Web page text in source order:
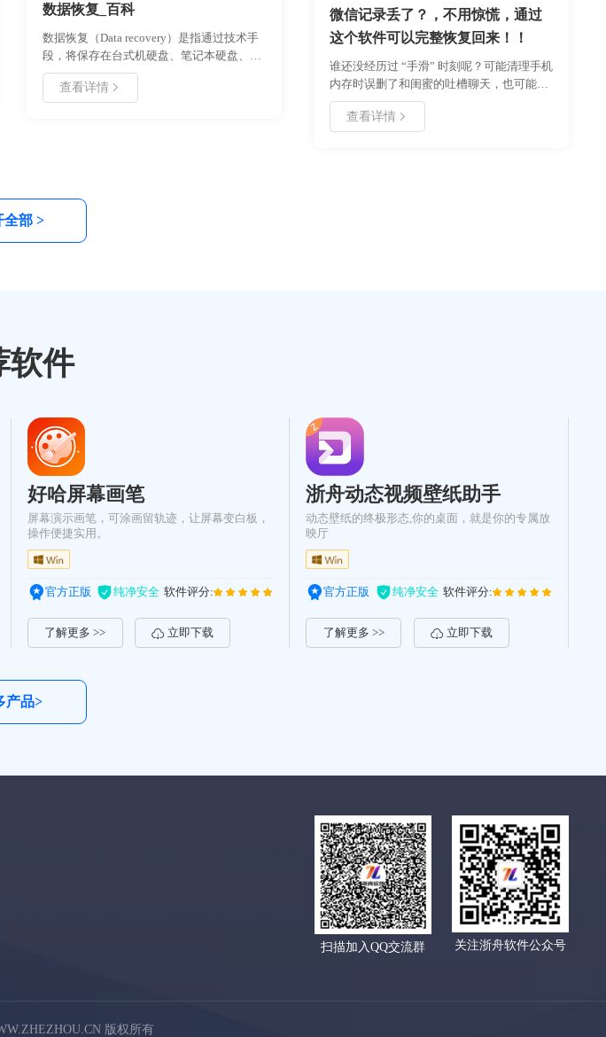
数据恢复_百科
数据恢复（Data recovery）是指通过技术手
段，将保存在台式机硬盘、笔记本硬盘、服
务器硬盘、存储磁带库、移动硬盘、U盘、
数码存储卡、Mp3等等设备上丢失的电子数
查看详情
微信记录丢了？，不用惊慌，通过
这个软件可以完整恢复回来！！
谁还没经历过 “手滑” 时刻呢？可能清理手机
内存时误删了和闺蜜的吐槽聊天，也可能不
小心清空了客户发来的重要工作消息，翻遍
微信聊天列表都找不到时，总忍不住懊恼
查看详情
全部 >
软件
好哈屏幕画笔
屏幕演示画笔，可涂画留轨迹，让屏幕变白板，
操作便捷实用。
官方正版 纯净安全 软件评分:
了解更多 >> 立即下载
浙舟动态视频壁纸助手
动态壁纸的终极形态,你的桌面，就是你的专属放
映厅
官方正版 纯净安全 软件评分:
了解更多 >> 立即下载
产品>
扫描加入QQ交流群
关注浙舟软件公众号
版权所有